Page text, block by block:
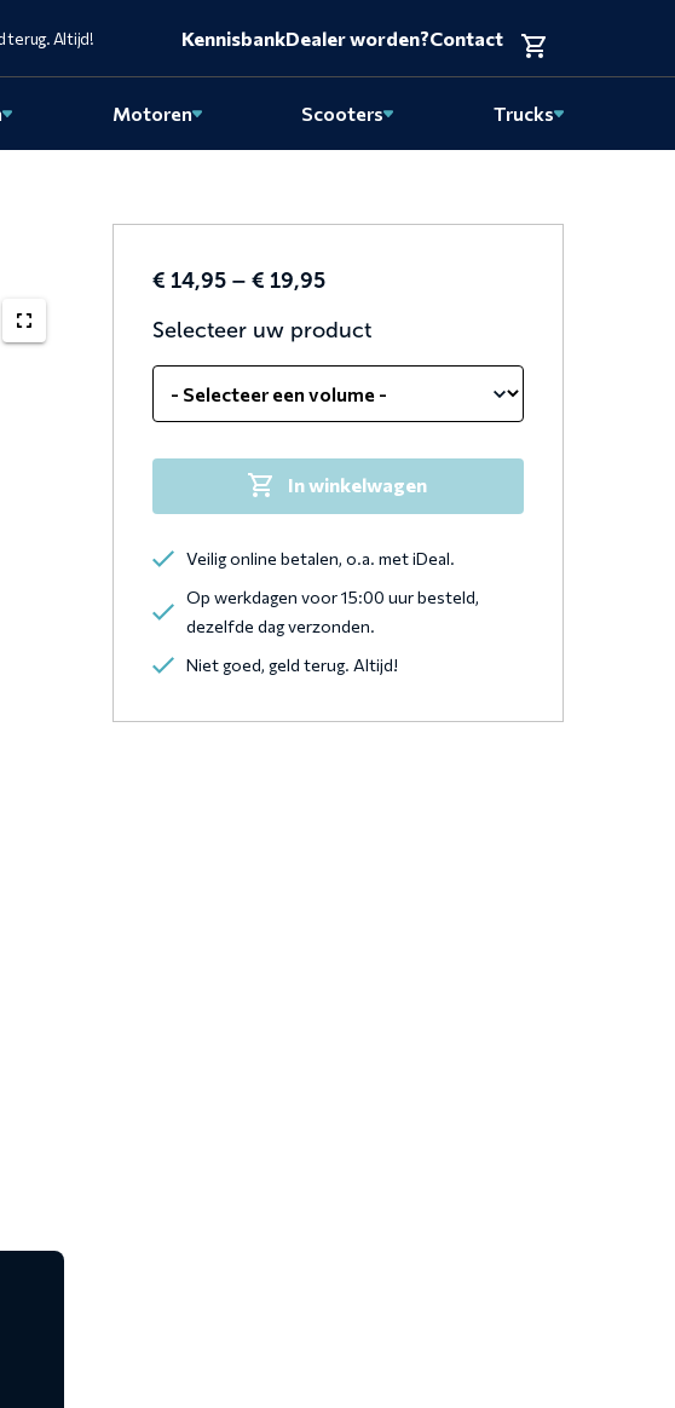
terug. Altijd! KennisbankDealer worden?Contact
Motoren Scooters Trucks
€ 14,95 – € 19,95Price
€ 14,95
through
€ 19,95
Selecteer uw product
In winkelwagen
Veilig online betalen, o.a. met iDeal.
Op werkdagen voor 15:00 uur besteld,
dezelfde dag verzonden.
Niet goed, geld terug. Altijd!